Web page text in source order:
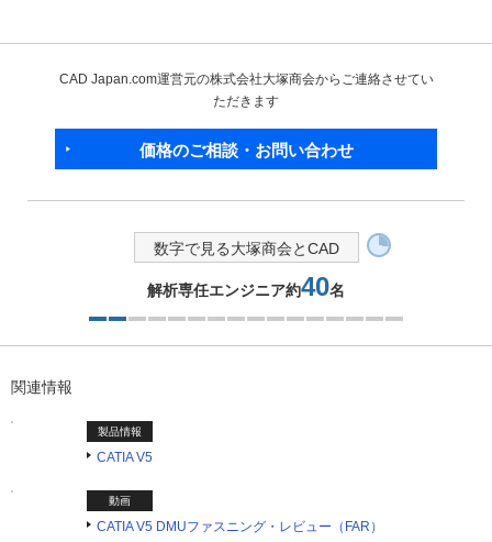
CAD Japan.com運営元の株式会社大塚商会からご連絡させてい
ただきます
価格のご相談・お問い合わせ
数字で見る大塚商会とCAD
解析専任エンジニア約40名
関連情報
製品情報
CATIA V5
動画
CATIA V5 DMUファスニング・レビュー（FAR）